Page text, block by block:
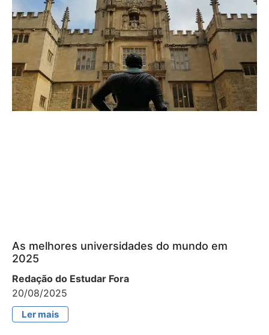
As melhores universidades do mundo em
2025
Redação do Estudar Fora
20/08/2025
Ler mais